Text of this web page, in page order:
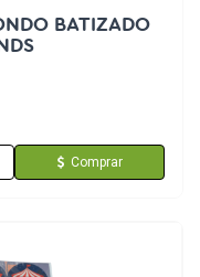
BATIZADO
Comprar